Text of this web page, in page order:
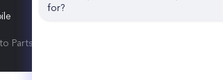
Co., Ltd.. All Rights Reserved.
for?